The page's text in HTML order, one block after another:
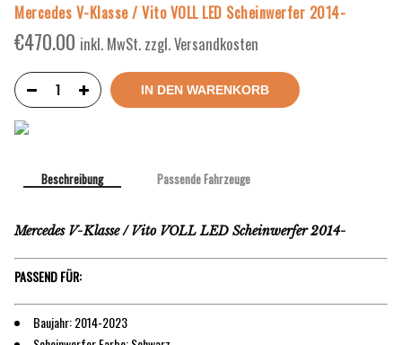
Mercedes V-Klasse / Vito VOLL LED Scheinwerfer 2014-
€470.00 inkl. MwSt. zzgl. Versandkosten
IN DEN WARENKORB
Beschreibung Passende Fahrzeuge
Mercedes V-Klasse / Vito VOLL LED Scheinwerfer 2014-
PASSEND FÜR:
Baujahr: 2014-2023